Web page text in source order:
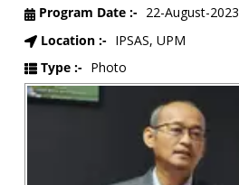
Program Date :- 22-August-2023
Location :- IPSAS, UPM
Type :- Photo